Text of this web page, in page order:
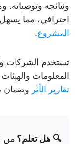
ونتائجه
احترافي، مما يسهل
المشروع.
تستخدم الشركات
المعلومات
تقارير الأثر وضمان
🔍 هل تعلم؟ من